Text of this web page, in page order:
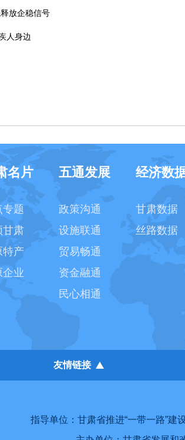
放企稳信号
人身边
名片
专题
甘肃
特产
企业
五通发展
政策沟通
设施联通
贸易畅通
资金融通
民心相通
经济数
甘肃数据
丝路数据
友情链接
指导单位：甘肃省推进“一带一路”建